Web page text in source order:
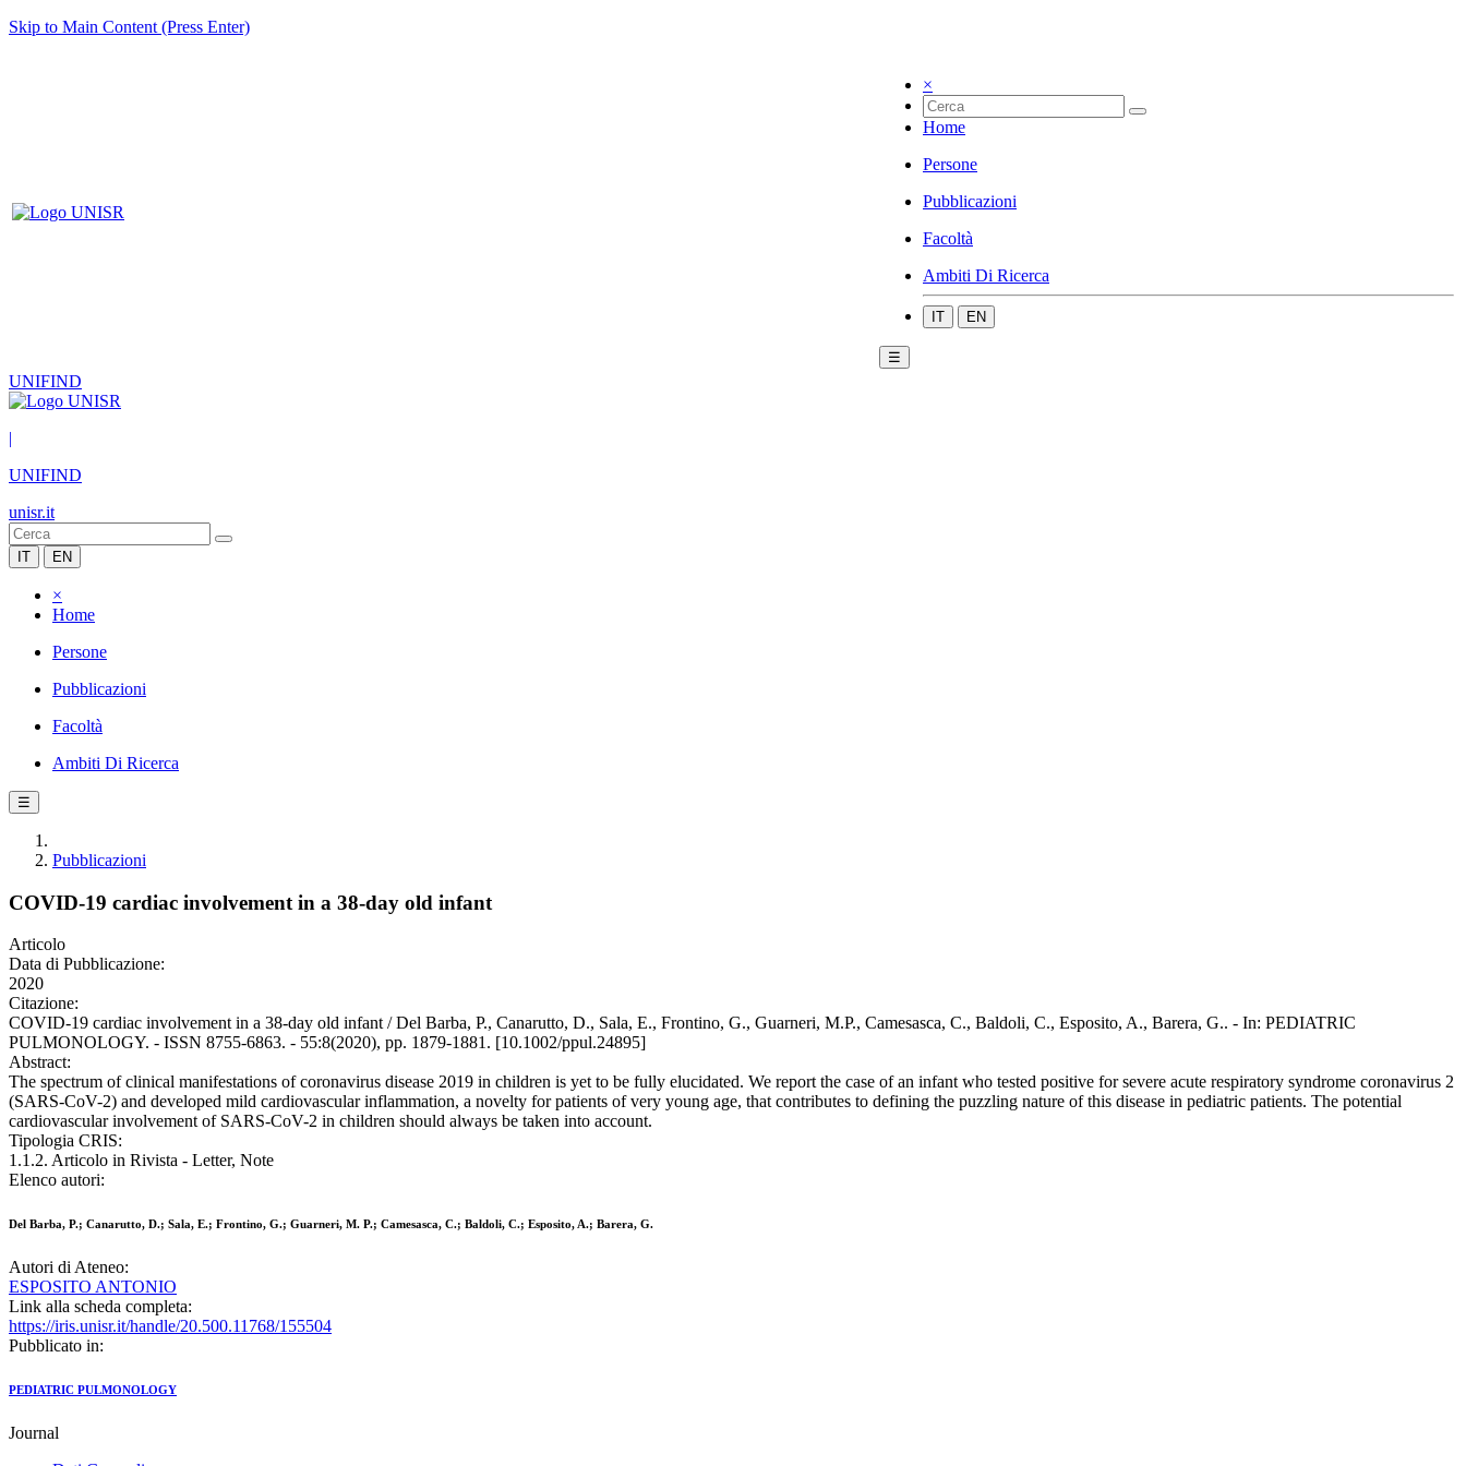
Skip to Main Content (Press Enter)
×
Home
Persone
Pubblicazioni
Facoltà
Ambiti Di Ricerca
IT EN
☰
UNIFIND
|
UNIFIND
unisr.it
IT EN
×
Home
Persone
Pubblicazioni
Facoltà
Ambiti Di Ricerca
☰
Pubblicazioni
COVID-19 cardiac involvement in a 38-day old infant
Articolo
Data di Pubblicazione:
2020
Citazione:
COVID-19 cardiac involvement in a 38-day old infant / Del Barba, P., Canarutto, D., Sala, E., Frontino, G., Guarneri, M.P., Camesasca, C., Baldoli, C., Esposito, A., Barera, G.. - In: PEDIATRIC
PULMONOLOGY. - ISSN 8755-6863. - 55:8(2020), pp. 1879-1881. [10.1002/ppul.24895]
Abstract:
The spectrum of clinical manifestations of coronavirus disease 2019 in children is yet to be fully elucidated. We report the case of an infant who tested positive for severe acute respiratory syndrome coronavirus 2
(SARS-CoV-2) and developed mild cardiovascular inflammation, a novelty for patients of very young age, that contributes to defining the puzzling nature of this disease in pediatric patients. The potential
cardiovascular involvement of SARS-CoV-2 in children should always be taken into account.
Tipologia CRIS:
1.1.2. Articolo in Rivista - Letter, Note
Elenco autori:
Del Barba, P.; Canarutto, D.; Sala, E.; Frontino, G.; Guarneri, M. P.; Camesasca, C.; Baldoli, C.; Esposito, A.; Barera, G.
Autori di Ateneo:
ESPOSITO ANTONIO
Link alla scheda completa:
https://iris.unisr.it/handle/20.500.11768/155504
Pubblicato in:
PEDIATRIC PULMONOLOGY
Journal